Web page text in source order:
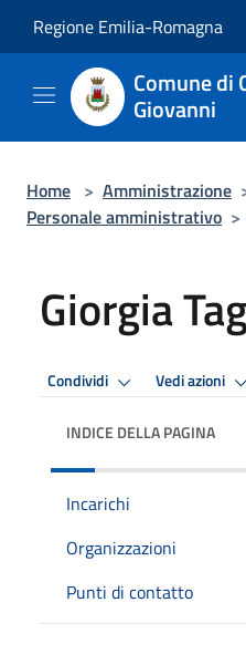
Regione Emilia-Romagna
Comune di
Giovanni
Home > Amministrazione
Personale amministrativo >
Giorgia
Condividi Vedi azioni
INDICE DELLA PAGINA
Incarichi
Organizzazioni
Punti di contatto